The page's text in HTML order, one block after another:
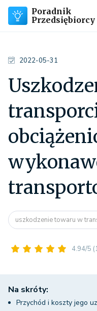
Poradnik
Przedsiębiorcy
2022-05-31
uszkodzenie towaru w
4.94/5
Na skróty:
Przychód i koszty jego